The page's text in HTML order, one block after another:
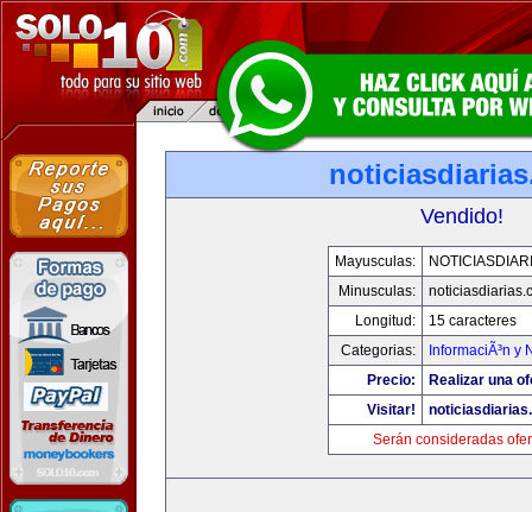
Vendido!
Mayusculas:
Minusculas:
Longitud:
15 caracteres
Categorias:
InformaciÃ³n y
Precio:
Realizar una
Visitar!
Serán consideradas